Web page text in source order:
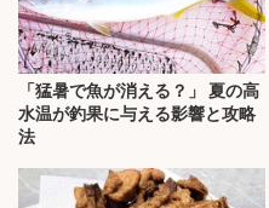
「猛暑で魚が消える？」 夏の高
水温が釣果に与える影響と攻略
法